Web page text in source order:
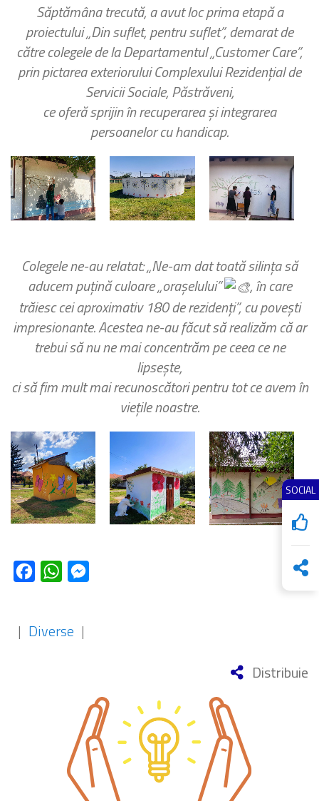
SOCIAL
Săptămâna trecută, a avut loc prima etapă a
proiectului „Din suflet, pentru suflet”, demarat de
către colegele de la Departamentul „Customer Care”,
prin pictarea exteriorului Complexului Rezidențial de
Servicii Sociale, Păstrăveni,
ce oferă sprijin în recuperarea și integrarea
persoanelor cu handicap.
Colegele ne-au relatat: „Ne-am dat toată silința să
aducem puțină culoare „orașelului”
, în care
trăiesc cei aproximativ 180 de rezidenți”, cu povești
impresionante. Acestea ne-au făcut să realizăm că ar
trebui să nu ne mai concentrăm pe ceea ce ne
lipsește,
ci să fim mult mai recunoscători pentru tot ce avem în
viețile noastre.
FacebookWhatsApp
| Diverse |
Distribuie